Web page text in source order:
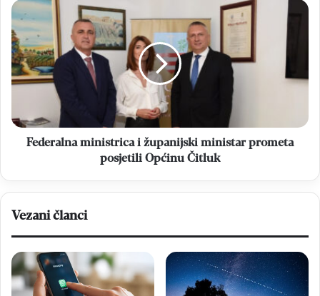
stabilnost
BiH
Federalna
ministrica
i
županijski
ministar
prometa
Čitluk
Federalna ministrica i županijski ministar prometa
posjetili Općinu Čitluk
Vezani članci